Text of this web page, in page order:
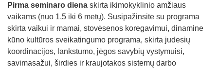
Pirma seminaro diena skirta ikimokyklinio amžiaus
vaikams (nuo 1,5 iki 6 metų). Susipažinsite su programa
skirta vaikui ir mamai, stovėsenos koregavimui, dinamine
kūno kultūros sveikatingumo programa, skirta judesių
koordinacijos, lankstumo, jėgos savybių vystymuisi,
savimasažui, širdies ir kraujotakos sistemų darbo